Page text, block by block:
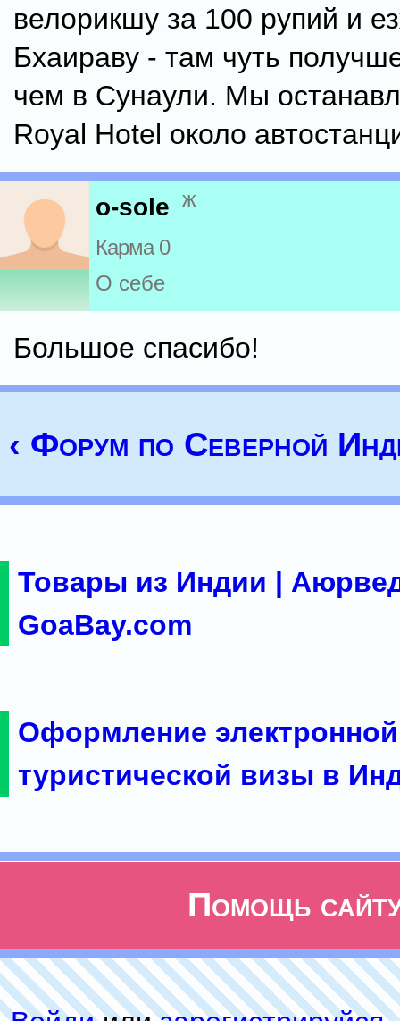
велорикшу за 100 рупий и
Бхаираву - там чуть
чем в Сунаули. Мы
Royal Hotel около
o-sole ж
Карма 0
О себе
Большое спасибо!
‹ Форум по Северной
Товары из Индии |
GoaBay.com
Оформление электронной
туристической визы в
Помощь